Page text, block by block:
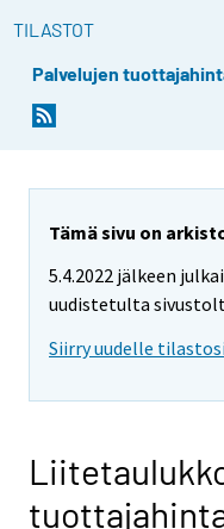
TILASTOT
Palvelujen
Tämä sivu on
5.4.2022 jälkeen
uudistetulta
Siirry uudelle